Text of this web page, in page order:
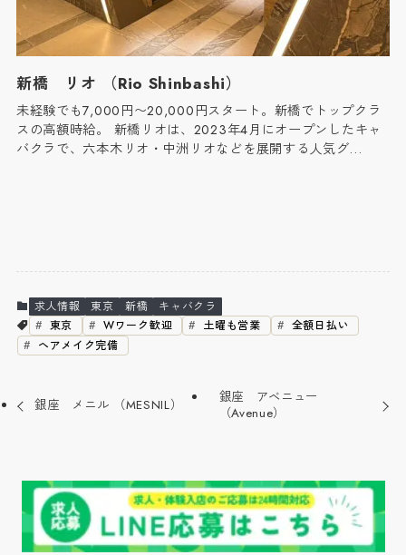
新橋 リオ （Rio Shinbashi）
未経験でも7,000円〜20,000円スタート。新橋でトップクラ
スの高額時給。 新橋リオは、2023年4月にオープンしたキャ
バクラで、六本木リオ・中洲リオなどを展開する人気グ…
求人情報 東京 新橋
キャバクラ
東京
Wワーク歓迎 土曜も営業
全額日払い
ヘアメイク完備
銀座 メニル （MESNIL）
銀座 アベニュー
（Avenue）